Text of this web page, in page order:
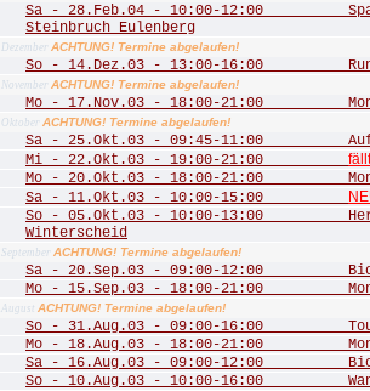
Sa - 28.Feb.04 - 10:00-12:00
Steinbruch Eulenberg
Dezember ACHTUNG! Termine abgelaufen!
So - 14.Dez.03 - 13:00-16:00 Rund
November ACHTUNG! Termine abgelaufen!
Mo - 17.Nov.03 - 18:00-21:00
Oktober ACHTUNG! Termine abgelaufen!
Sa - 25.Okt.03 - 09:45-11:00
Mi - 22.Okt.03 - 19:00-21:00
Mo - 20.Okt.03 - 18:00-21:00
Sa - 11.Okt.03 - 10:00-15:00
So - 05.Okt.03 - 10:00-13:00
Winterscheid
September ACHTUNG! Termine abgelaufen!
Sa - 20.Sep.03 - 09:00-12:00
Mo - 15.Sep.03 - 18:00-21:00
August ACHTUNG! Termine abgelaufen!
So - 31.Aug.03 - 09:00-16:00 Tour
Mo - 18.Aug.03 - 18:00-21:00
Sa - 16.Aug.03 - 09:00-12:00
So - 10.Aug.03 - 10:00-16:00